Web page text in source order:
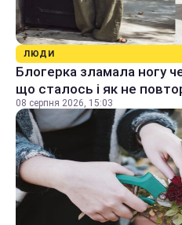
ЛЮДИ
Блогерка зламала ногу
що сталось і як не
08 серпня 2026, 15:03